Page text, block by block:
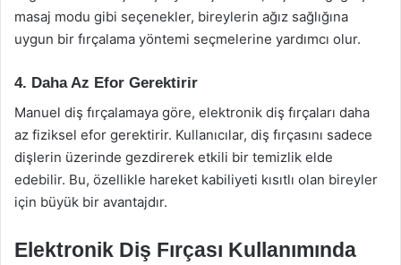
masaj modu gibi seçenekler, bireylerin ağız sağlığına
uygun bir fırçalama yöntemi seçmelerine yardımcı olur.
4. Daha Az Efor Gerektirir
Manuel diş fırçalamaya göre, elektronik diş fırçaları daha
az fiziksel efor gerektirir. Kullanıcılar, diş fırçasını sadece
dişlerin üzerinde gezdirerek etkili bir temizlik elde
edebilir. Bu, özellikle hareket kabiliyeti kısıtlı olan bireyler
için büyük bir avantajdır.
Elektronik Diş Fırçası Kullanımında